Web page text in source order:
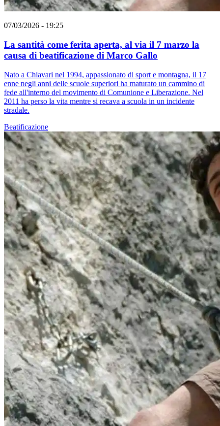
07/03/2026 - 19:25
La santità come ferita aperta, al via il 7 marzo la
causa di beatificazione di Marco Gallo
Nato a Chiavari nel 1994, appassionato di sport e montagna, il 17
enne negli anni delle scuole superiori ha maturato un cammino di
fede all'interno del movimento di Comunione e Liberazione. Nel
2011 ha perso la vita mentre si recava a scuola in un incidente
stradale.
Beatificazione